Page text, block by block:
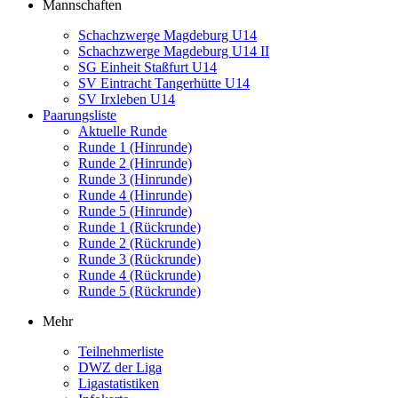
Mannschaften
Schachzwerge Magdeburg U14
Schachzwerge Magdeburg U14 II
SG Einheit Staßfurt U14
SV Eintracht Tangerhütte U14
SV Irxleben U14
Paarungsliste
Aktuelle Runde
Runde 1 (Hinrunde)
Runde 2 (Hinrunde)
Runde 3 (Hinrunde)
Runde 4 (Hinrunde)
Runde 5 (Hinrunde)
Runde 1 (Rückrunde)
Runde 2 (Rückrunde)
Runde 3 (Rückrunde)
Runde 4 (Rückrunde)
Runde 5 (Rückrunde)
Mehr
Teilnehmerliste
DWZ der Liga
Ligastatistiken